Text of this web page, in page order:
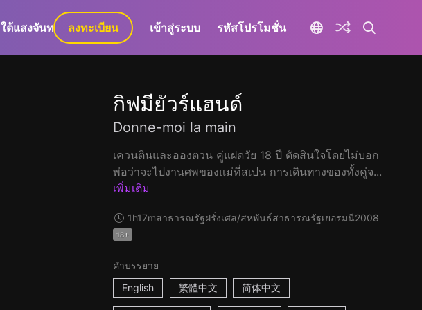
ใต้แสงจันทร์ GaLa+
ลงทะเบียน เข้าสู่ระบบ รหัสโปรโมชั่น
กิฟมียัวร์แฮนด์
Donne-moi la main
เควนตินและอองตวน คู่แฝดวัย 18 ปี ตัดสินใจโดยไม่บอก
พ่อว่าจะไปงานศพของแม่ที่สเปน การเดินทางของทั้งคู่จ...
เพิ่มเติม
1h17mสาธารณรัฐฝรั่งเศส/สหพันธ์สาธารณรัฐเยอรมนี2008
18+
คำบรรยาย
English
繁體中文 简体中文